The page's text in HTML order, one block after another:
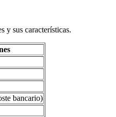
y sus características.
bancario)